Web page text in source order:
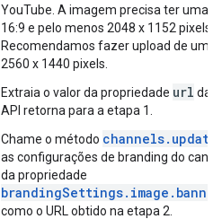
YouTube. A imagem precisa ter uma
16:9 e pelo menos 2048 x 1152 pixels.
Recomendamos fazer upload de uma
2560 x 1440 pixels.
Extraia o valor da propriedade url da
API retorna para a etapa 1.
Chame o método channels.update
as configurações de branding do
da propriedade
como o URL obtido na etapa 2.